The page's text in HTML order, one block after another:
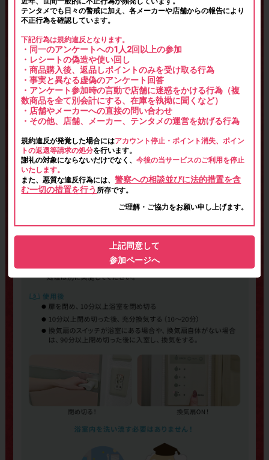
テンタメでも日々の警戒に加え、各メーカーや店舗からの報告により
不正行為を確認しています。
下記行為は規約違反となります。
・同一のアンケートへの1人2回以上の参加
・レシートの偽造や使い回し
・商品購入後、返品しポイントのみを受け取る行為
・事実と異なる虚偽のアンケート回答
・アンケート参加時の言動で店舗に迷惑をかける行為（複
数商品を全て別会計にする、在庫を執拗に聞くなど）
・店舗やメーカーへの直接の問い合わせ
・その他、店舗、メーカー、テンタメの運営を妨げる行為
規約違反が発覚した場合にはアカウント停止・ポイント消失、ポイン
トの返還等請求の処分を行います。
謝礼の対象にならないだけでなく、今後の当サービスのご利用を停止
いたします。
また、悪質な違反行為には、警察への相談並びに法的措置を含
む一切の措置を行う 所存です。
ご理解・ご協力をお願い申し上げます。
上記同意して
参加ページへ